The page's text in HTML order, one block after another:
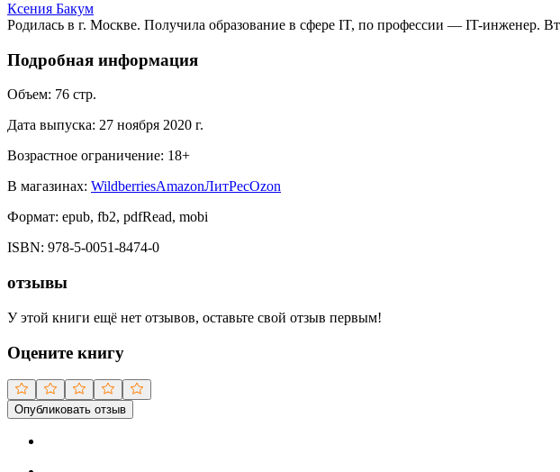
Ксения Бакум
Родилась в г. Москве. Получила образование в сфере IT, по профессии — IT-инженер.
Подробная информация
Объем: 76 стр.
Дата выпуска: 27 ноября 2020 г.
Возрастное ограничение: 18+
В магазинах: WildberriesAmazonЛитРесOzon
Формат: epub, fb2, pdfRead, mobi
ISBN: 978-5-0051-8474-0
отзывы
У этой книги ещё нет отзывов, оставьте свой отзыв первым!
Оцените книгу
Опубликовать отзыв